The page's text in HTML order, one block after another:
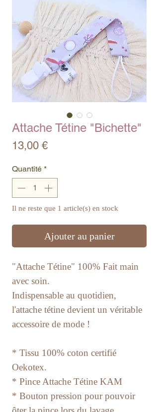
Attache Tétine "Bichette"
13,00 €Prix
Quantité *
Il ne reste que 1 article(s) en stock
Ajouter au panier
"Attache Tétine" 100% Fait main
avec soin.
Indispensable au quotidien,
l'attache tétine devient un véritable
accessoire de mode !
* Tissu 100% coton certifié
Oekotex.
* Pince Attache Tétine KAM
* Bouton pression pour pouvoir